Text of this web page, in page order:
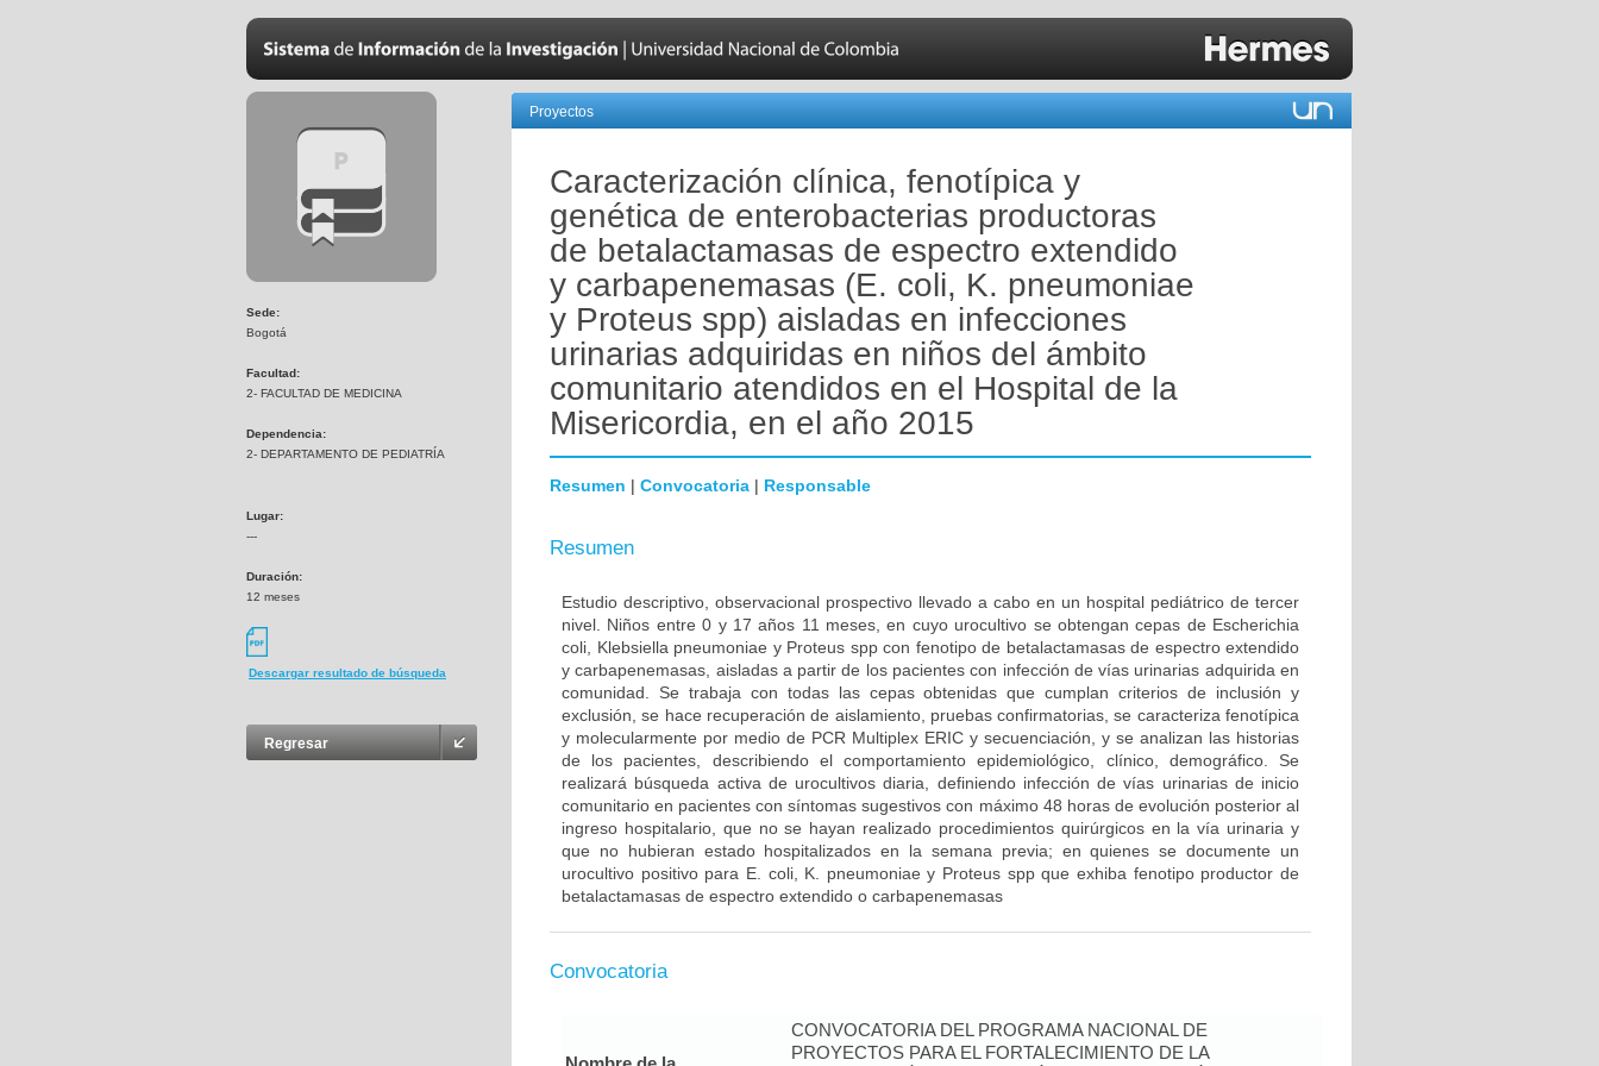
Sede:
Bogotá
Facultad:
2- FACULTAD DE MEDICINA
Dependencia:
2- DEPARTAMENTO DE PEDIATRÍA
Lugar:
---
Duración:
12 meses
Descargar resultado de búsqueda
Regresar
Proyectos
Caracterización clínica, fenotípica y
genética de enterobacterias productoras
de betalactamasas de espectro extendido
y carbapenemasas (E. coli, K. pneumoniae
y Proteus spp) aisladas en infecciones
urinarias adquiridas en niños del ámbito
comunitario atendidos en el Hospital de la
Misericordia, en el año 2015
Resumen | Convocatoria | Responsable
Resumen
Estudio descriptivo, observacional prospectivo llevado a cabo en un hospital pediátrico de tercer
nivel. Niños entre 0 y 17 años 11 meses, en cuyo urocultivo se obtengan cepas de Escherichia
coli, Klebsiella pneumoniae y Proteus spp con fenotipo de betalactamasas de espectro extendido
y carbapenemasas, aisladas a partir de los pacientes con infección de vías urinarias adquirida en
comunidad. Se trabaja con todas las cepas obtenidas que cumplan criterios de inclusión y
exclusión, se hace recuperación de aislamiento, pruebas confirmatorias, se caracteriza fenotípica
y molecularmente por medio de PCR Multiplex ERIC y secuenciación, y se analizan las historias
de los pacientes, describiendo el comportamiento epidemiológico, clínico, demográfico. Se
realizará búsqueda activa de urocultivos diaria, definiendo infección de vías urinarias de inicio
comunitario en pacientes con síntomas sugestivos con máximo 48 horas de evolución posterior al
ingreso hospitalario, que no se hayan realizado procedimientos quirúrgicos en la vía urinaria y
que no hubieran estado hospitalizados en la semana previa; en quienes se documente un
urocultivo positivo para E. coli, K. pneumoniae y Proteus spp que exhiba fenotipo productor de
betalactamasas de espectro extendido o carbapenemasas
Convocatoria
CONVOCATORIA DEL PROGRAMA NACIONAL DE
PROYECTOS PARA EL FORTALECIMIENTO DE LA